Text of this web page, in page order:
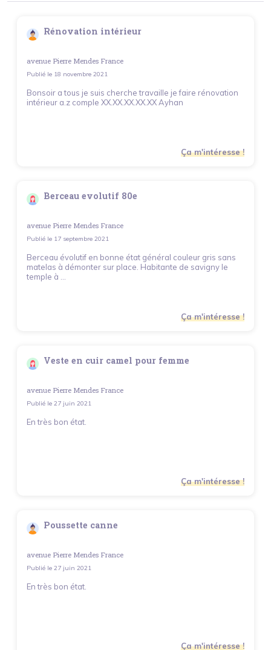
Rénovation intérieur
avenue Pierre Mendes France
Publié le 18 novembre 2021
Bonsoir a tous je suis cherche travaille je faire rénovation
intérieur a.z comple XX.XX.XX.XX.XX Ayhan
Ça m'intéresse !
Berceau evolutif 80e
avenue Pierre Mendes France
Publié le 17 septembre 2021
Berceau évolutif en bonne état général couleur gris sans
matelas à démonter sur place. Habitante de savigny le
temple à ...
Ça m'intéresse !
Veste en cuir camel pour femme
avenue Pierre Mendes France
Publié le 27 juin 2021
En très bon état.
Ça m'intéresse !
Poussette canne
avenue Pierre Mendes France
Publié le 27 juin 2021
En très bon état.
Ça m'intéresse !